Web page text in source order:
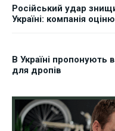
Російський удар
Україні: компанія
В Україні пропонують
для дропів